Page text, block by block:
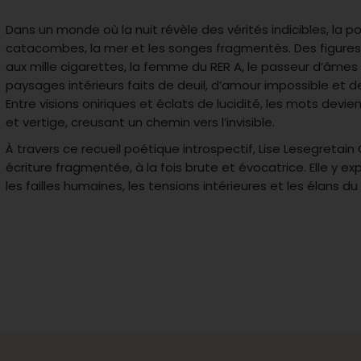
Dans un monde où la nuit révèle des vérités indicibles, la
catacombes, la mer et les songes fragmentés. Des
aux mille cigarettes, la femme du RER A, le passeur
paysages intérieurs faits de deuil, d’amour impossible et
Entre visions oniriques et éclats de lucidité, les mots
et vertige, creusant un chemin vers l’invisible.
À travers ce recueil poétique introspectif, Lise Lesegretain
écriture fragmentée, à la fois brute et évocatrice. Elle y
les failles humaines, les tensions intérieures et les élans